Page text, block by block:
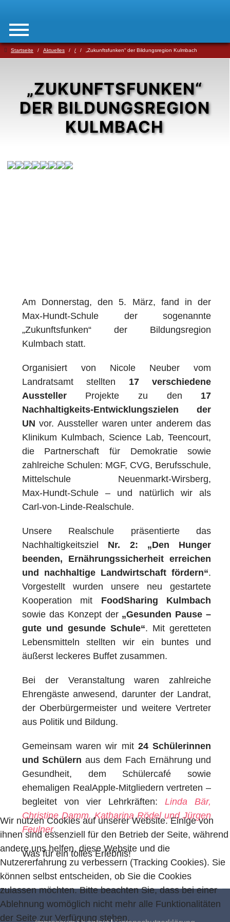
Startseite Aktuelles / „Zukunftsfunken“ der Bildungsregion Kulmbach
„ZUKUNFTSFUNKEN“
DER BILDUNGSREGION
KULMBACH
Am Donnerstag, den 5. März, fand in der
Max‑Hundt‑Schule der sogenannte
„Zukunftsfunken“ der Bildungsregion
Kulmbach statt.
Organisiert von Nicole Neuber vom
Landratsamt stellten 17 verschiedene
AusstellerProjekte zu den 17
Nachhaltigkeits‑Entwicklungszielen der
UN vor. Aussteller waren unter anderem das
Klinikum Kulmbach, Science Lab, Teencourt,
die Partnerschaft für Demokratie sowie
zahlreiche Schulen: MGF, CVG, Berufsschule,
Mittelschule Neuenmarkt‑Wirsberg,
Max‑Hundt‑Schule – und natürlich wir als
Carl‑von‑Linde‑Realschule.
Unsere Realschule präsentierte das
Nachhaltigkeitsziel Nr. 2: „Den Hunger
beenden, Ernährungssicherheit erreichen
und nachhaltige Landwirtschaft fördern“.
Vorgestellt wurden unsere neu gestartete
Kooperation mit FoodSharing Kulmbach
sowie das Konzept der „Gesunden Pause –
gute und gesunde Schule“. Mit geretteten
Lebensmitteln stellten wir ein buntes und
äußerst leckeres Buffet zusammen.
Bei der Veranstaltung waren zahlreiche
Ehrengäste anwesend, darunter der Landrat,
der Oberbürgermeister und weitere Vertreter
aus Politik und Bildung.
Gemeinsam waren wir mit24 Schülerinnen
und Schülern aus dem Fach Ernährung und
Gesundheit, dem Schülercafé sowie
ehemaligen RealApple‑Mitgliedern vertreten –
begleitet von vier Lehrkräften:Linda Bär,
Christine Damm, Katharina Rödel und Jürgen
Feulner.
Was für ein tolles Erlebnis!
Wir nutzen Cookies auf unserer Website. Einige von
ihnen sind essenziell für den Betrieb der Seite, während
andere uns helfen, diese Website und die
Nutzererfahrung zu verbessern (Tracking Cookies). Sie
können selbst entscheiden, ob Sie die Cookies
zulassen möchten. Bitte beachten Sie, dass bei einer
Ablehnung womöglich nicht mehr alle Funktionalitäten
der Seite zur Verfügung stehen.